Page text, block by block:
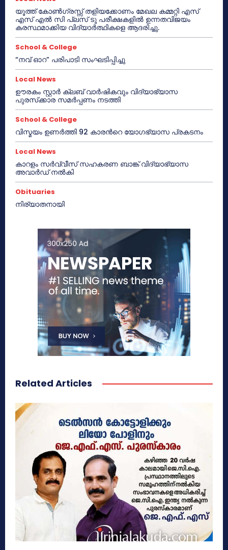
യൂത്ത് കോൺഗ്രസ്സ് തളിയക്കോണം മേഖല കമ്മറ്റി എസ്
എസ് എൽ സി പ്ലസ് ടു പരീക്ഷകളിൽ ഉന്നതവിജയം
കരസ്ഥമാക്കിയ വിദ്യാർത്ഥികളെ ആദരിച്ചു.
School & College
“നവ് ഓറ” പരിപാടി സംഘടിപ്പിച്ചു
Local News
ഊരകം സ്റ്റാർ ക്ലബ് വാർഷികവും വിദ്യാഭ്യാസ
പുരസ്‌ക്കാര സമർപ്പണം നടത്തി
School & College
വിസ്മയം ഉണർത്തി 92 കാരൻറെ യോഗഭ്യാസ പ്രകടനം
Local News
കാറളം സർവ്വീസ് സഹകരണ ബാങ്ക് വിദ്യാഭ്യാസ
അവാർഡ് നൽകി
Obituaries
നിര്യാതനായി
Related Articles